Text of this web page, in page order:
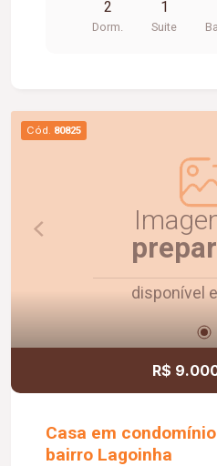
2
Dorm.
1
Suite
Cód. 80825
disponível
R$
Casa em
bairro Lagoinha